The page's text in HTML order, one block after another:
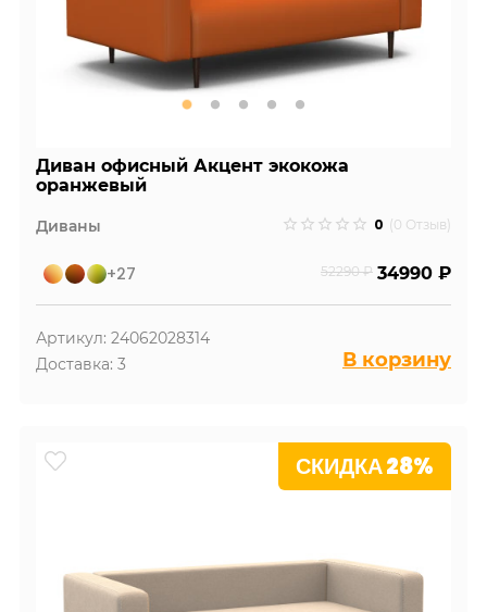
Диван офисный Акцент экокожа
оранжевый
Диваны 0 (0 Отзыв)
+27 52290 ₽ 34990 ₽
Артикул: 24062028314
Доставка: 3
В корзину
СКИДКА 28%